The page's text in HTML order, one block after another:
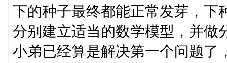
下的种子最终都能正常发芽，下
分别建立适当的数学模型，并做
小弟已经算是解决第一个问题了